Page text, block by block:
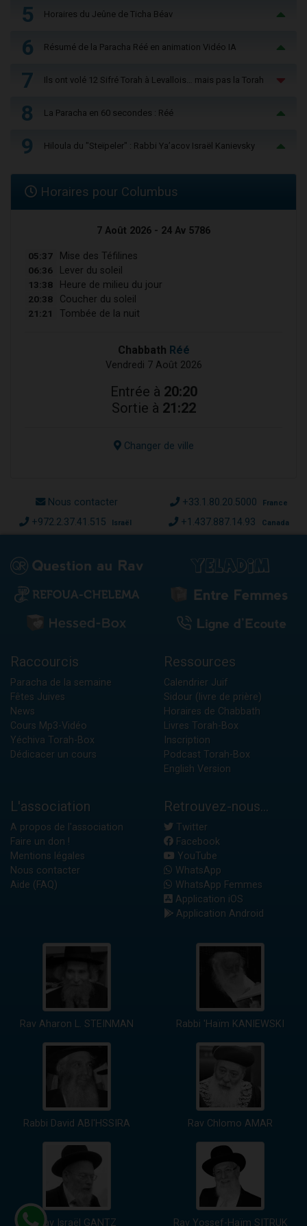
5 Horaires du Jeûne de Ticha Béav
6 Résumé de la Paracha Réé en animation Vidéo IA
7 Ils ont volé 12 Sifré Torah à Levallois… mais pas la Torah
8 La Paracha en 60 secondes : Réé
9 Hiloula du "Steïpeler" : Rabbi Ya’acov Israël Kanievsky
Horaires pour Columbus
7 Août 2026 - 24 Av 5786
05:37 Mise des Téfilines
06:36 Lever du soleil
13:38 Heure de milieu du jour
20:38 Coucher du soleil
21:21 Tombée de la nuit
Chabbath Réé
Vendredi 7 Août 2026
Entrée à 20:20
Sortie à 21:22
Changer de ville
Nous contacter +33.1.80.20.5000 France
+972.2.37.41.515 Israël +1.437.887.14.93 Canada
Raccourcis
Paracha de la semaine
Fêtes Juives
News
Cours Mp3-Vidéo
Yéchiva Torah-Box
Dédicacer un cours
Ressources
Calendrier Juif
Sidour (livre de prière)
Horaires de Chabbath
Livres Torah-Box
Inscription
Podcast Torah-Box
English Version
L'association
A propos de l'association
Faire un don !
Mentions légales
Nous contacter
Aide (FAQ)
Retrouvez-nous...
Twitter
Facebook
YouTube
WhatsApp
WhatsApp Femmes
Application iOS
Application Android
Rav Aharon L. STEINMAN Rabbi 'Haïm KANIEWSKI
Rabbi David ABI'HSSIRA Rav Chlomo AMAR
Rav Israël GANTZ Rav Yossef-Haïm SITRUK